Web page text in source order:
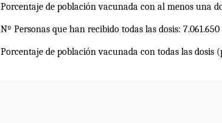
Porcentaje de población vacunada con al menos una
Nº Personas que han recibido todas las dosis: 7.061.650
Porcentaje de población vacunada con todas las dosis